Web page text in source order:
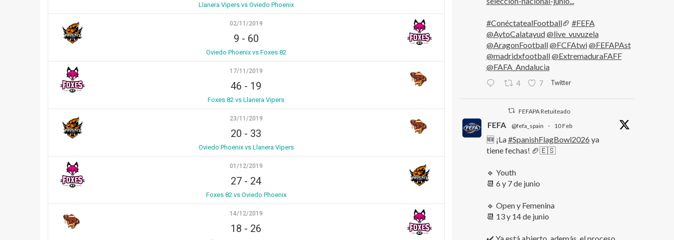
Llanera Vipers vs Oviedo Phoenix
02/11/2019
9 - 60
Oviedo Phoenix vs Foxes 82
17/11/2019
46 - 19
Foxes 82 vs Llanera Vipers
23/11/2019
20 - 33
Oviedo Phoenix vs Llanera Vipers
01/12/2019
27 - 24
Foxes 82 vs Oviedo Phoenix
14/12/2019
18 - 26
#ConéctatealFootball🏈 #FEFA
@AytoCalatayud@live_vuvuzela
@AragonFootball@FCFAtwi@FEFAPAst
@madridxfootball@ExtremaduraFAFF
@FAFA_Andalucia
4 7 Twitter
FEFAPA Retuiteado
FEFA @fefa_spain · 10 Feb
🆕 ¡La#SpanishFlagBowl2026 ya
tiene fechas! 🏈🇪🇸
🔹 Youth
📆 6 y 7 de junio
🔹 Open y Femenina
📆 13 y 14 de junio
✔️ Ya está abierto, además, el proceso